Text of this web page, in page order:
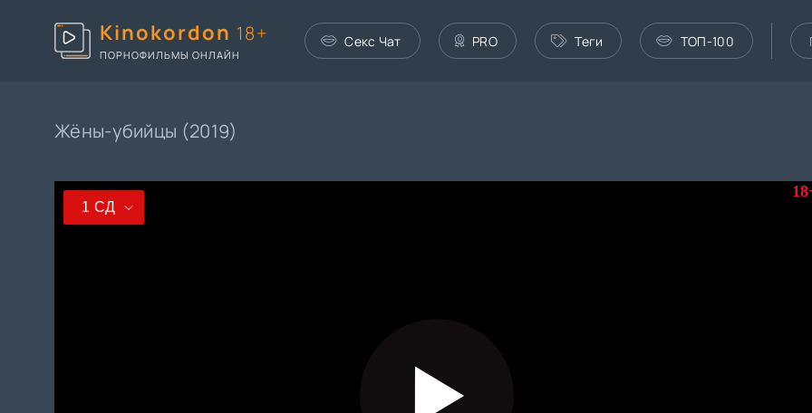
Kinokordon 18+
ПОРНОФИЛЬМЫ ОНЛАЙН
Секс Чат PRO Теги ТОП-100
Жёны-убийцы (2019)
1 СД